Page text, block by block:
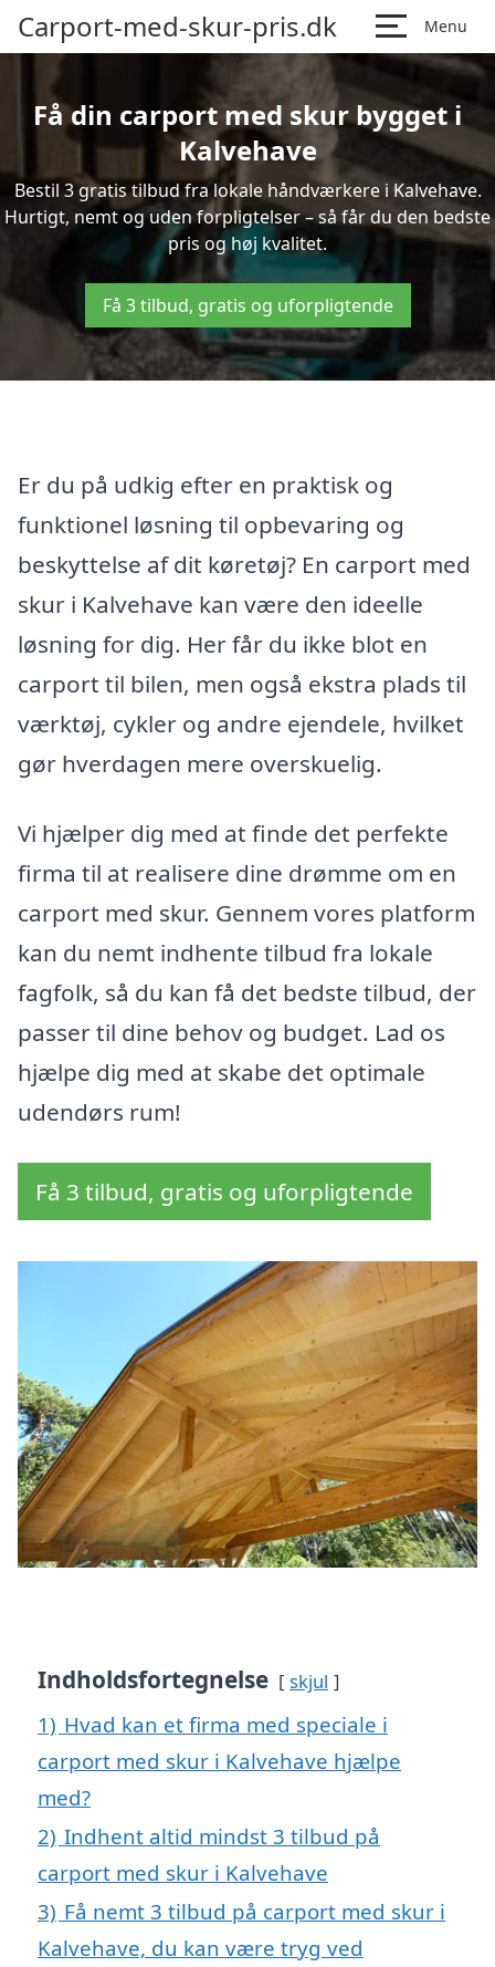
Carport-med-skur-pris.dk Menu
Få din carport med skur bygget i
Kalvehave
Bestil 3 gratis tilbud fra lokale håndværkere i Kalvehave.
Hurtigt, nemt og uden forpligtelser – så får du den bedste
pris og høj kvalitet.
Få 3 tilbud, gratis og uforpligtende
Er du på udkig efter en praktisk og
funktionel løsning til opbevaring og
beskyttelse af dit køretøj? En carport med
skur i Kalvehave kan være den ideelle
løsning for dig. Her får du ikke blot en
carport til bilen, men også ekstra plads til
værktøj, cykler og andre ejendele, hvilket
gør hverdagen mere overskuelig.
Vi hjælper dig med at finde det perfekte
firma til at realisere dine drømme om en
carport med skur. Gennem vores platform
kan du nemt indhente tilbud fra lokale
fagfolk, så du kan få det bedste tilbud, der
passer til dine behov og budget. Lad os
hjælpe dig med at skabe det optimale
udendørs rum!
Få 3 tilbud, gratis og uforpligtende
Indholdsfortegnelse skjul
1) Hvad kan et firma med speciale i
carport med skur i Kalvehave hjælpe
med?
2) Indhent altid mindst 3 tilbud på
carport med skur i Kalvehave
3) Få nemt 3 tilbud på carport med skur i
Kalvehave, du kan være tryg ved